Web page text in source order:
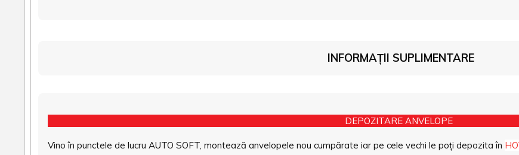
INFORMAȚII SUPLIMENTARE
DEPOZITARE ANVELOPE
Vino în punctele de lucru AUTO SOFT, montează anvelopele nou cumpărate iar pe cele vechi le poți depozita în